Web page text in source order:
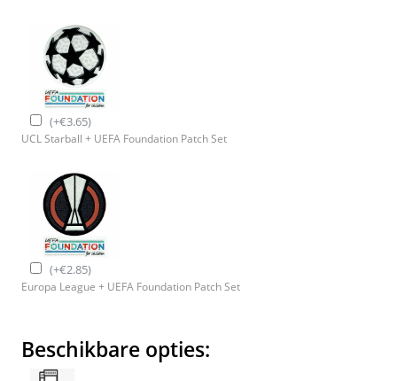
(+€3.65)
UCL Starball + UEFA Foundation Patch Set
(+€2.85)
Europa League + UEFA Foundation Patch Set
Beschikbare opties: